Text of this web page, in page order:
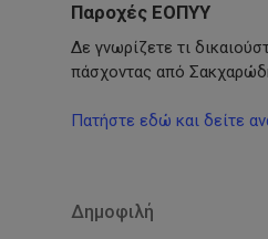
Παροχές ΕΟΠΥΥ
Δε γνωρίζετε τι
πάσχοντας από
Πατήστε εδώ και δείτε
Δημοφιλή